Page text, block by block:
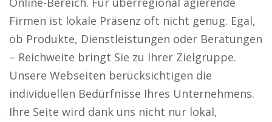
Firmen ist lokale Präsenz oft nicht genug. Egal,
ob Produkte, Dienstleistungen oder Beratungen
– Reichweite bringt Sie zu Ihrer Zielgruppe.
Unsere Webseiten berücksichtigen die
individuellen Bedürfnisse Ihres Unternehmens.
Ihre Seite wird dank uns nicht nur lokal,